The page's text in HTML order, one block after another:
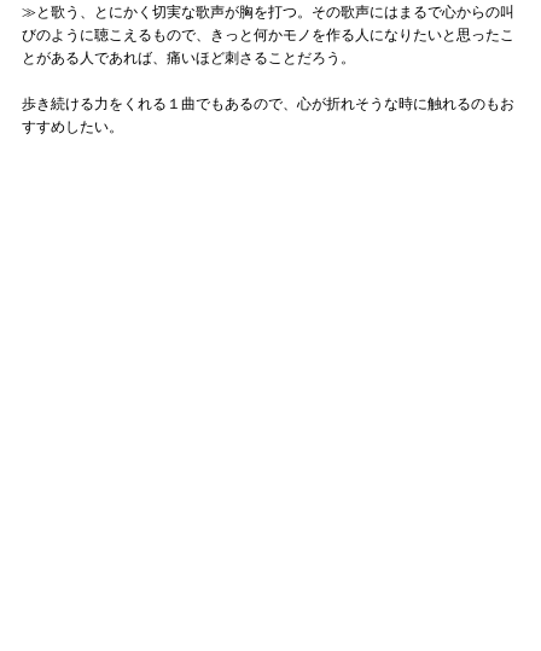
≫と歌う、とにかく切実な歌声が胸を打つ。その歌声にはまるで心からの叫
びのように聴こえるもので、きっと何かモノを作る人になりたいと思ったこ
とがある人であれば、痛いほど刺さることだろう。
歩き続ける力をくれる１曲でもあるので、心が折れそうな時に触れるのもお
すすめしたい。